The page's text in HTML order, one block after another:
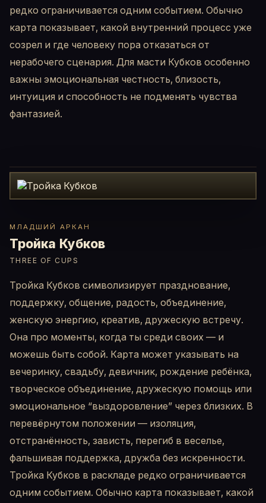
редко ограничивается одним событием. Обычно
карта показывает, какой внутренний процесс уже
созрел и где человеку пора отказаться от
нерабочего сценария. Для масти Кубков особенно
важны эмоциональная честность, близость,
интуиция и способность не подменять чувства
фантазией.
МЛАДШИЙ АРКАН
Тройка Кубков
THREE OF CUPS
Тройка Кубков символизирует празднование,
поддержку, общение, радость, объединение,
женскую энергию, креатив, дружескую встречу.
Она про моменты, когда ты среди своих — и
можешь быть собой. Карта может указывать на
вечеринку, свадьбу, девичник, рождение ребёнка,
творческое объединение, дружескую помощь или
эмоциональное “выздоровление” через близких. В
перевёрнутом положении — изоляция,
отстранённость, зависть, перегиб в веселье,
фальшивая поддержка, дружба без искренности.
Тройка Кубков в раскладе редко ограничивается
одним событием. Обычно карта показывает, какой